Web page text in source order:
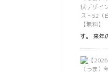
す。 来年